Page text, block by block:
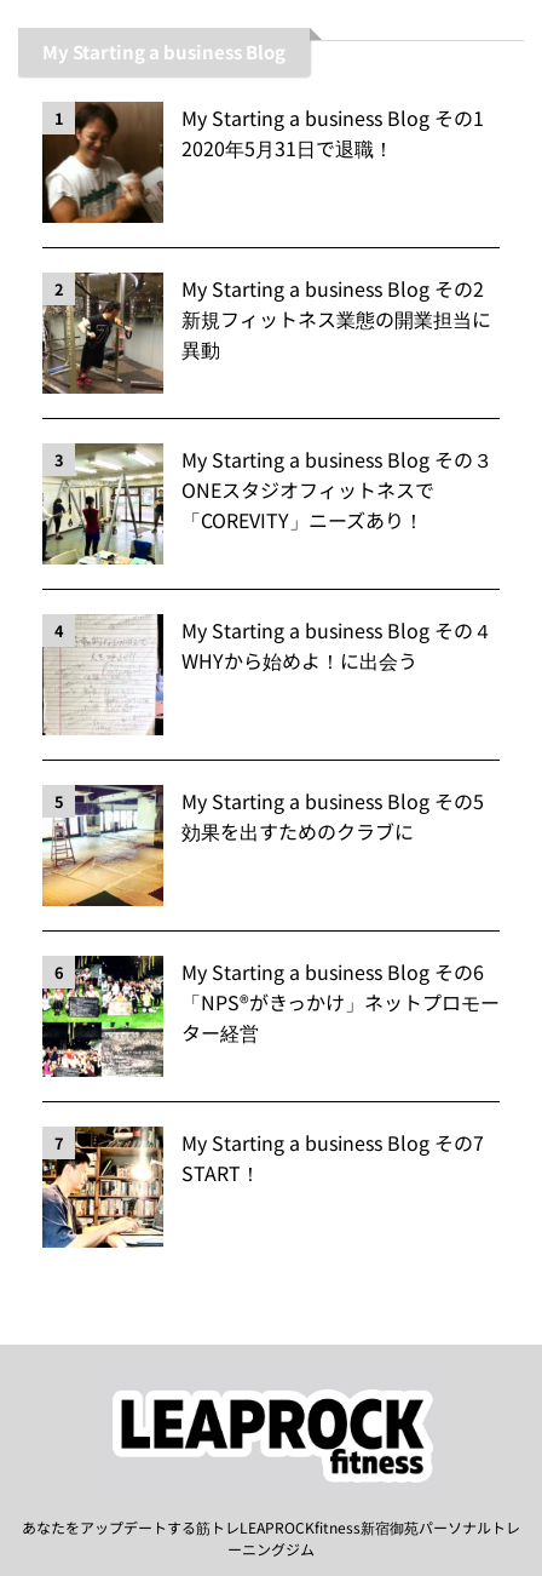
My Starting a business Blog
1
My Starting a business Blog その1
2020年5月31日で退職！
2
My Starting a business Blog その2
新規フィットネス業態の開業担当に
異動
3
My Starting a business Blog その３
ONEスタジオフィットネスで
「COREVITY」ニーズあり！
4
My Starting a business Blog その４
WHYから始めよ！に出会う
5
My Starting a business Blog その5
効果を出すためのクラブに
6
My Starting a business Blog その6
「NPS®️がきっかけ」ネットプロモー
ター経営
7
My Starting a business Blog その7
START！
あなたをアップデートする筋トレLEAPROCKfitness新宿御苑パーソナルトレ
ーニングジム